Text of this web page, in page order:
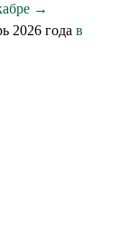
→
2026 года в